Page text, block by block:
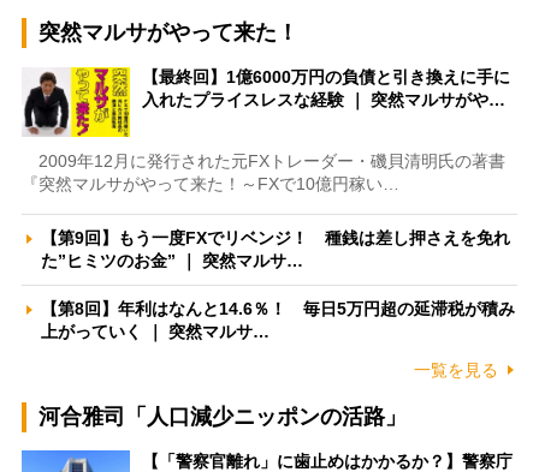
突然マルサがやって来た！
【最終回】1億6000万円の負債と引き換えに手に
入れたプライスレスな経験 ｜ 突然マルサがや…
2009年12月に発行された元FXトレーダー・磯貝清明氏の著書
『突然マルサがやって来た！～FXで10億円稼い…
【第9回】もう一度FXでリベンジ！ 種銭は差し押さえを免れ
た”ヒミツのお金” ｜ 突然マルサ…
【第8回】年利はなんと14.6％！ 毎日5万円超の延滞税が積み
上がっていく ｜ 突然マルサ…
一覧を見る
河合雅司「人口減少ニッポンの活路」
【「警察官離れ」に歯止めはかかるか？】警察庁